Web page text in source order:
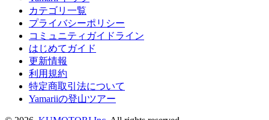
カテゴリ一覧
プライバシーポリシー
コミュニティガイドライン
はじめてガイド
更新情報
利用規約
特定商取引法について
Yamariiの登山ツアー